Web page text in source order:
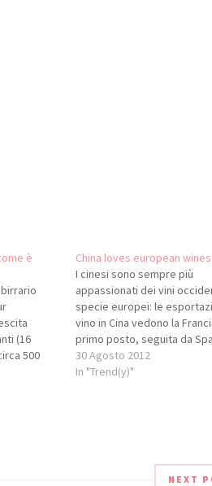
è
(16
500
China loves european wines
I cinesi sono sempre più
appassionati dei vini
specie europei: le
vino in Cina vedono la
primo posto, seguita da
Australia ed Italia. È questa
realizzata dal China Daily, il
30 Agosto 2012
In "Trend(y)"
NEXT